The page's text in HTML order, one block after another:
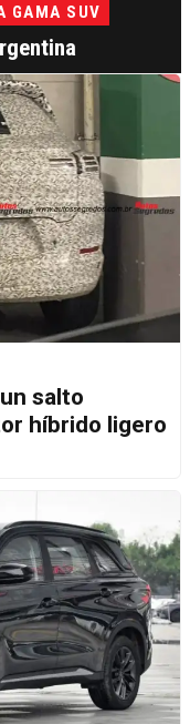
GAMA SUV
salto
híbrido ligero